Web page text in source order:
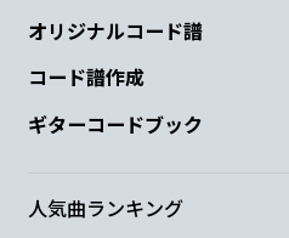
オリジナルコード譜
コード譜作成
ギターコードブック
人気曲ランキング